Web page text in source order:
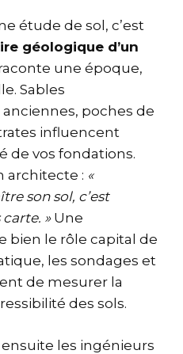
étude de sol, c’est
géologique d’un
une époque,
Sables
poches de
influencent
de vos fondations.
architecte : «
son sol, c’est
»Une
bien le rôle capital de
les sondages et
de mesurer la
des sols.
les ingénieurs